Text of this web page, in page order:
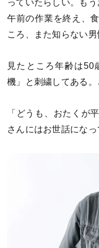
っていたらしい。も
午前の作業を終え、
ころ、また知らない男
見たところ年齢は50
機」と刺繍してある。
「どうも、おたくが
さんにはお世話になっ